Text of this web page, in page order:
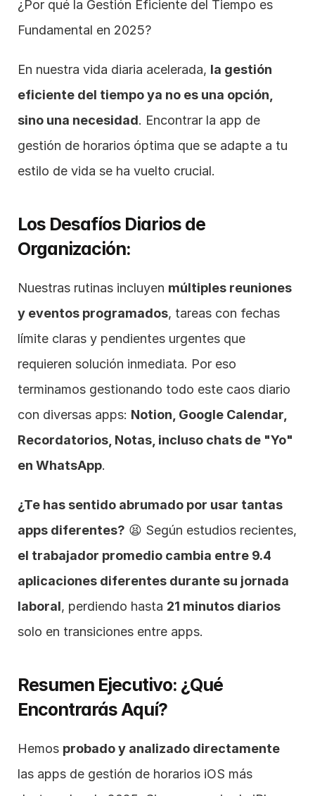
¿Por qué la Gestión Eficiente del Tiempo es
Fundamental en 2025?
En nuestra vida diaria acelerada, la gestión
eficiente del tiempo ya no es una opción,
sino una necesidad. Encontrar la app de
gestión de horarios óptima que se adapte a tu
estilo de vida se ha vuelto crucial.
Los Desafíos Diarios de
Organización:
Nuestras rutinas incluyen múltiples reuniones
y eventos programados, tareas con fechas
límite claras y pendientes urgentes que
requieren solución inmediata. Por eso
terminamos gestionando todo este caos diario
con diversas apps: Notion, Google Calendar,
Recordatorios, Notas, incluso chats de "Yo"
en WhatsApp.
¿Te has sentido abrumado por usar tantas
apps diferentes?
el trabajador promedio cambia entre 9.4
aplicaciones diferentes durante su jornada
laboral, perdiendo hasta 21 minutos diarios
solo en transiciones entre apps.
Resumen Ejecutivo: ¿Qué
Encontrarás Aquí?
Hemos probado y analizado directamente
las apps de gestión de horarios iOS más